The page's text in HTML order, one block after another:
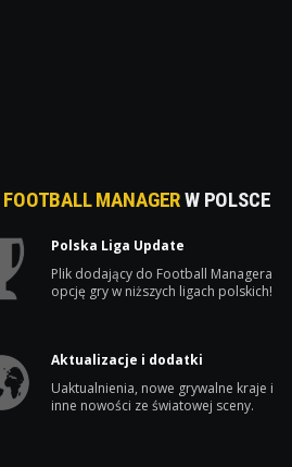
FOOTBALL MANAGERW POLSCE
Polska Liga Update
Plik dodający do Football Managera
opcję gry w niższych ligach polskich!
Aktualizacje i dodatki
Uaktualnienia, nowe grywalne kraje i
inne nowości ze światowej sceny.